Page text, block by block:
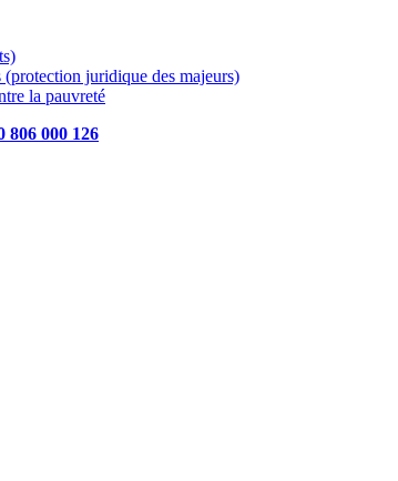
(protection juridique des majeurs)
la pauvreté
806 000 126